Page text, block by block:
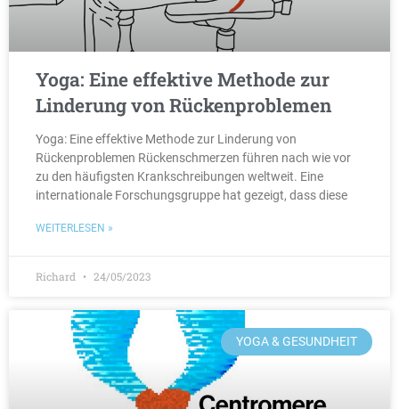
Yoga: Eine effektive Methode zur
Linderung von Rückenproblemen
Yoga: Eine effektive Methode zur Linderung von
Rückenproblemen Rückenschmerzen führen nach wie vor
zu den häufigsten Krankschreibungen weltweit. Eine
internationale Forschungsgruppe hat gezeigt, dass diese
WEITERLESEN »
Richard 24/05/2023
YOGA & GESUNDHEIT